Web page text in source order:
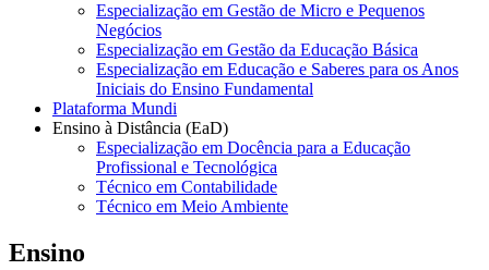
Especialização em Gestão de Micro e Pequenos
Negócios
Especialização em Gestão da Educação Básica
Especialização em Educação e Saberes para os Anos
Iniciais do Ensino Fundamental
Plataforma Mundi
Ensino à Distância (EaD)
Especialização em Docência para a Educação
Profissional e Tecnológica
Técnico em Contabilidade
Técnico em Meio Ambiente
Ensino